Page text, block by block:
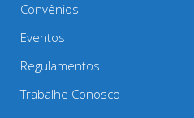
Convênios
Eventos
Regulamentos
Trabalhe Conosco